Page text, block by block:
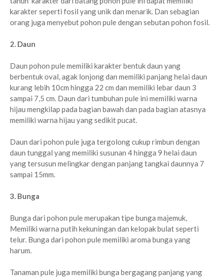
karakter seperti fosil yang unik dan menarik. Dan sebagian
orang juga menyebut pohon pule dengan sebutan pohon fosil.
2. Daun
Daun pohon pule memiliki karakter bentuk daun yang
berbentuk oval, agak lonjong dan memiliki panjang helai daun
kurang lebih 10cm hingga 22 cm dan memiliki lebar daun 3
sampai 7,5 cm. Daun dari tumbuhan pule ini memiliki warna
hijau mengkilap pada bagian bawah dan pada bagian atasnya
memiliki warna hijau yang sedikit pucat.
Daun dari pohon pule juga tergolong cukup rimbun dengan
daun tunggal yang memiliki susunan 4 hingga 9 helai daun
yang tersusun melingkar dengan panjang tangkai daunnya 7
sampai 15mm.
3. Bunga
Bunga dari pohon pule merupakan tipe bunga majemuk,
Memiliki warna putih kekuningan dan kelopak bulat seperti
telur. Bunga dari pohon pule memiliki aroma bunga yang
harum.
Tanaman pule juga memiliki bunga bergagang panjang yang